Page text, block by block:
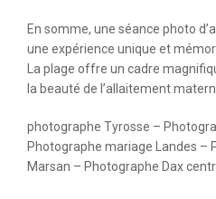
En somme, une séance photo
une expérience unique et
La plage offre un cadre
la beauté de l’allaitement
photographe Tyrosse –
Photographe mariage Landes –
Marsan – Photographe Dax